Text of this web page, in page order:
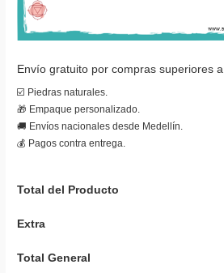
Envío gratuito por compras superiores
☑️ Piedras naturales.
🎁 Empaque personalizado.
🚚 Envíos nacionales desde Medellín.
💰 Pagos contra entrega.
Total del Producto
Extra
Total General